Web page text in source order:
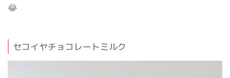
😂
セコイヤチョコレートミルク